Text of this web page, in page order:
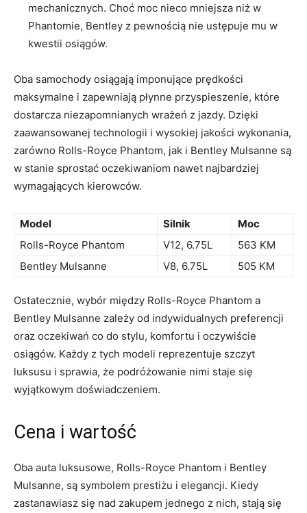
mechanicznych. Choć moc nieco mniejsza niż w
Phantomie, Bentley z pewnością nie ustępuje mu w
kwestii osiągów.
Oba samochody osiągają imponujące prędkości
maksymalne i ​zapewniają płynne przyspieszenie, które
dostarcza niezapomnianych wrażeń z⁤ jazdy. Dzięki
zaawansowanej technologii i wysokiej jakości wykonania,
zarówno Rolls-Royce​ Phantom, jak i Bentley Mulsanne​ są
w⁢ stanie sprostać oczekiwaniom nawet najbardziej⁢
wymagających kierowców.
Model Silnik
Moc
Rolls-Royce‍ Phantom
V12, 6.75L
563 KM
Bentley Mulsanne
V8, 6.75L 505 KM
Ostatecznie, wybór między⁤ Rolls-Royce Phantom a
Bentley⁢ Mulsanne zależy od indywidualnych preferencji
oraz oczekiwań co do stylu, komfortu i oczywiście
osiągów. Każdy z‌ tych modeli reprezentuje szczyt
luksusu i sprawia,‍ że podróżowanie nimi staje się
wyjątkowym doświadczeniem.
Cena i ​wartość
Oba auta luksusowe, Rolls-Royce Phantom i Bentley
Mulsanne, są symbolem prestiżu i elegancji. Kiedy ​
zastanawiasz się⁣ nad zakupem jednego z nich, stają się